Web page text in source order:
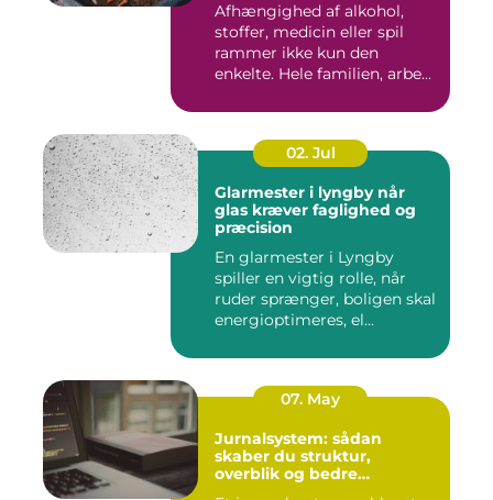
Afhængighed af alkohol,
stoffer, medicin eller spil
rammer ikke kun den
enkelte. Hele familien, arbe...
02. Jul
Glarmester i lyngby når
glas kræver faglighed og
præcision
En glarmester i Lyngby
spiller en vigtig rolle, når
ruder sprænger, boligen skal
energioptimeres, el...
07. May
Jurnalsystem: sådan
skaber du struktur,
overblik og bedre